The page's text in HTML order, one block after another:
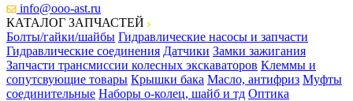
info@ooo-ast.ru
КАТАЛОГ ЗАПЧАСТЕЙ
Болты/гайки/шайбы Гидравлические насосы и запчасти
Гидравлические соединения Датчики Замки зажигания
Запчасти трансмиссии колесных экскаваторов Клеммы и
сопутсвующие товары Крышки бака Масло, антифриз Муфты
соединительные Наборы о-колец, шайб и тд Оптика